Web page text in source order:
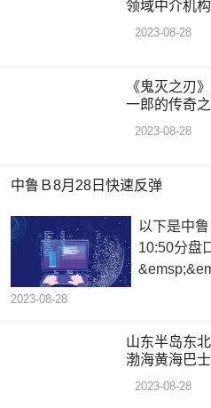
领域中介机
2023-08-28
《鬼灭之刃
一郎的传奇
2023-08-28
中鲁Ｂ8月28日快速反弹
以下是中
10:50分盘
2023-08-28
山东半岛东
渤海黄海巴
2023-08-28